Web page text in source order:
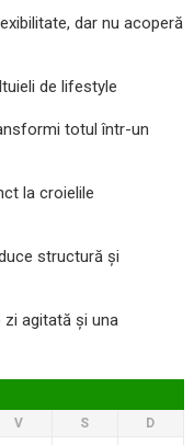
dar nu acoperă
de lifestyle
totul într-un
la croielile
structură și
agitată și una
V S
D